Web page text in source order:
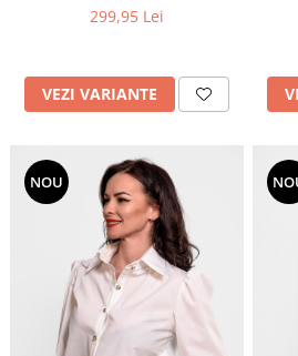
volane
299,95 Lei
VEZI VARIANTE
NOU